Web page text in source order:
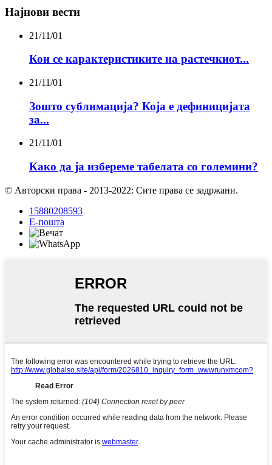
Најнови вести
21/11/01
Кои се карактеристиките на растечкиот...
21/11/01
Зошто сублимација? Која е дефиницијата
за...
21/11/01
Како да ја избереме табелата со големини?
© Авторски права - 2013-2022: Сите права се задржани.
15880208593
Е-пошта